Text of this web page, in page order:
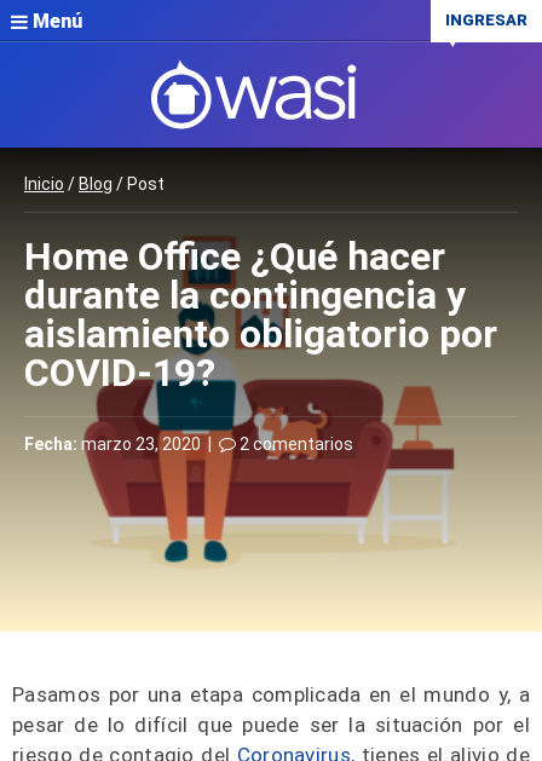
Menú INGRESAR
Inicio / Blog / Post
Home Office ¿Qué hacer
durante la contingencia y
aislamiento obligatorio por
COVID-19?
Fecha: marzo 23, 2020 | 2 comentarios
Pasamos por una etapa complicada en el mundo y, a
pesar de lo difícil que puede ser la situación por el
riesgo de contagio del Coronavirus, tienes el alivio de